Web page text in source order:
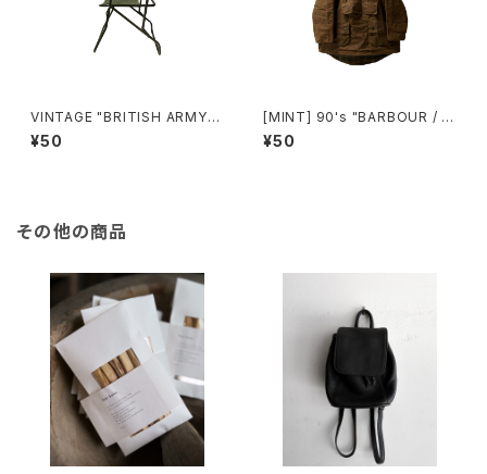
VINTAGE "BRITISH ARMY"
ORIGINAL ROVER CHAIR
¥50
[MINT] 90's "BARBOUR / L
ONGSHOREMAN" SMOCK
¥50
その他の商品